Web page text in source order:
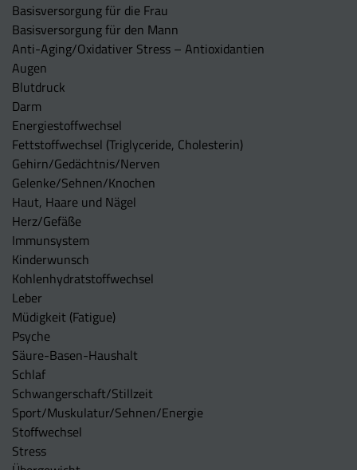
Basisversorgung für die Frau
Basisversorgung für den Mann
Anti-Aging/Oxidativer Stress – Antioxidantien
Augen
Blutdruck
Darm
Energiestoffwechsel
Fettstoffwechsel (Triglyceride, Cholesterin)
Gehirn/Gedächtnis/Nerven
Gelenke/Sehnen/Knochen
Haut, Haare und Nägel
Herz/Gefäße
Immunsystem
Kinderwunsch
Kohlenhydratstoffwechsel
Leber
Müdigkeit (Fatigue)
Psyche
Säure-Basen-Haushalt
Schlaf
Schwangerschaft/Stillzeit
Sport/Muskulatur/Sehnen/Energie
Stoffwechsel
Stress